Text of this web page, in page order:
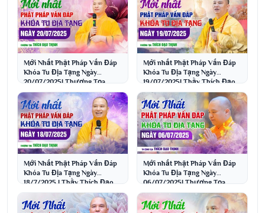
Mới Nhất Phật Pháp Vấn Đáp
Khóa Tu Địa Tạng Ngày
20/07/2025| Thượng Tọa
Thích Đạo Thịnh
Mới nhất Phật Pháp Vấn Đáp
Khóa Tu Địa Tạng Ngày
19/07/2025| Thầy Thích Đạo
Thịnh
Mới Nhất Phật Pháp Vấn Đáp
Khóa Tu Địa Tạng Ngày
18/7/2025 | Thầy Thích Đạo
Thịnh
Mới nhất Phật Pháp Vấn Đáp
Khóa Tu Địa Tạng Ngày
06/07/2025| Thượng Tọa
Thích Đạo Thịnh